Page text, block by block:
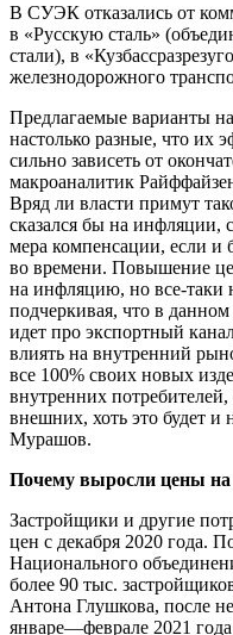
В СУЭК отказались от
в «Русскую сталь»
стали), в
железнодорожного
Предлагаемые варианты
настолько разные, что их
сильно зависеть от
макроаналитик
Вряд ли власти примут
сказался бы на инфляции,
мера компенсации, если и
во времени. Повышение
на инфляцию, но все-таки
подчеркивая, что в
идет про экспортный
влиять на внутренний
все 100% своих новых
внутренних
внешних, хоть это будет и
Мурашов.
Почему выросли цены
Застройщики и другие
цен с декабря 2020 года.
Национального
более 90 тыс.
Антона Глушкова, после
январе—феврале 2021